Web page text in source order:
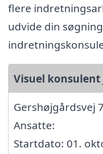
flere
udvide din
Visuel
Gershøjgårdsvej
Ansatte:
Startdato: 01.